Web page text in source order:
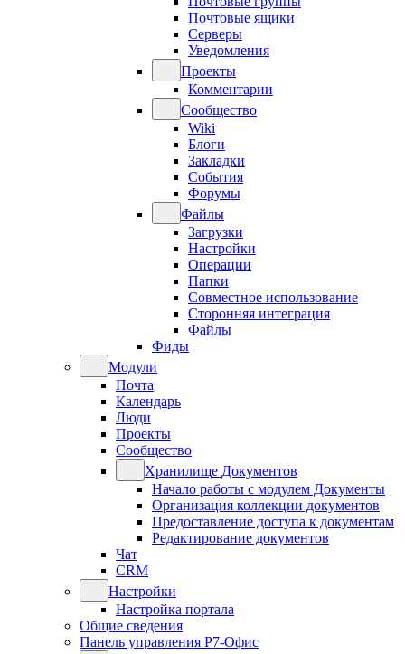
Почтовые ящики
Серверы
Уведомления
Проекты
Комментарии
Сообщество
Wiki
Блоги
Закладки
События
Форумы
Файлы
Загрузки
Настройки
Операции
Папки
Совместное использование
Сторонняя интеграция
Файлы
Фиды
Модули
Почта
Календарь
Люди
Проекты
Сообщество
Хранилище Документов
Начало работы с модулем Документы
Организация коллекции документов
Предоставление доступа к документам
Редактирование документов
Чат
CRM
Настройки
Настройка портала
Общие сведения
Панель управления Р7-Офис